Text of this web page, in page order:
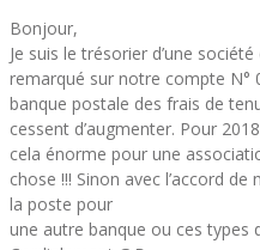
Bonjour,
Je suis le trésorier d’une
remarqué sur notre compte N°
banque postale des frais de
cessent d’augmenter. Pour
cela énorme pour une
chose !!! Sinon avec l’accord
la poste pour
une autre banque ou ces types